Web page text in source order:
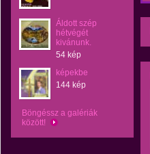
Áldott szép
hétvégét
kivánunk.
54 kép
képekbe
144 kép
Böngéssz a galériák
között!